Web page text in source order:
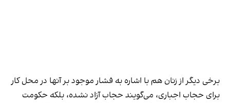
برخی دیگر از زنان هم با اشاره به فشار موجود بر آنها در محل کار
برای حجاب اجباری، می‌گویند حجاب آزاد نشده، بلکه حکومت